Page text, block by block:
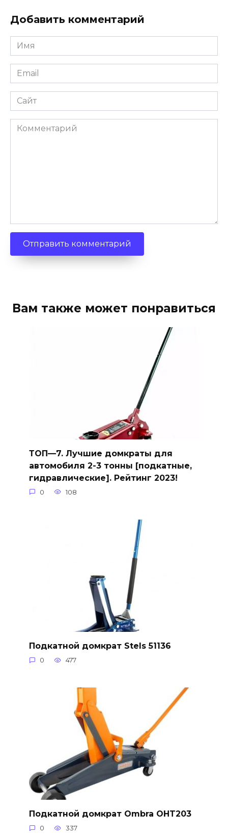
Добавить комментарий
Имя
Email
Сайт
Комментарий
Вам также может понравиться
ТОП—7. Лучшие домкраты для
автомобиля 2-3 тонны [подкатные,
гидравлические]. Рейтинг 2023!
0 108
Подкатной домкрат Stels 51136
0 477
Подкатной домкрат Ombra OHT203
0 337